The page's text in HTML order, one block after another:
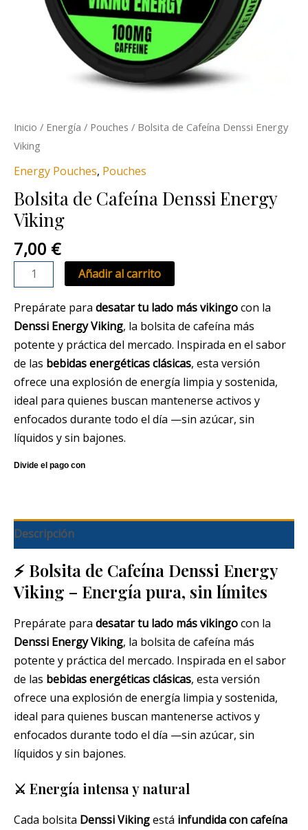
Inicio / Energía / Pouches / Bolsita de Cafeína Denssi Energy
Viking
Energy Pouches, Pouches
Bolsita de Cafeína Denssi Energy
Viking
7,00 €
Añadir al carrito
Prepárate para desatar tu lado más vikingocon la
Denssi Energy Viking, la bolsita de cafeína más
potente y práctica del mercado. Inspirada en el sabor
de las bebidas energéticas clásicas, esta versión
ofrece una explosión de energía limpia y sostenida,
ideal para quienes buscan mantenerse activos y
enfocados durante todo el día —sin azúcar, sin
líquidos y sin bajones.
Descripción
⚡ Bolsita de Cafeína Denssi Energy
Viking – Energía pura, sin límites
Prepárate para desatar tu lado más vikingocon la
Denssi Energy Viking, la bolsita de cafeína más
potente y práctica del mercado. Inspirada en el sabor
de las bebidas energéticas clásicas, esta versión
ofrece una explosión de energía limpia y sostenida,
ideal para quienes buscan mantenerse activos y
enfocados durante todo el día —sin azúcar, sin
líquidos y sin bajones.
⚔️ Energía intensa y natural
Cada bolsita Denssi Vikingestá infundida con cafeína